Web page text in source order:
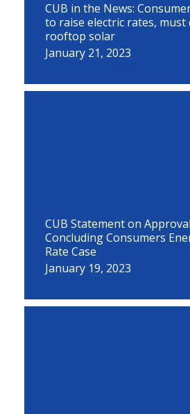
CUB in the News:
to raise electric rates, must
rooftop solar
January 21, 2023
CUB Statement on
Concluding Consumers
Rate Case
January 19, 2023